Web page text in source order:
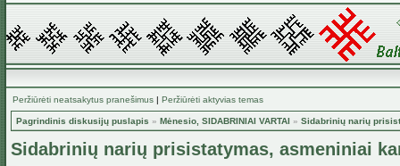
Peržiūrėti neatsakytus pranešimus | Peržiūrėti aktyvias temas
Pagrindinis diskusijų puslapis » Mėnesio, SIDABRINIAI VARTAI » Sidabrinių narių
Sidabrinių narių prisistatymas, asmeniniai